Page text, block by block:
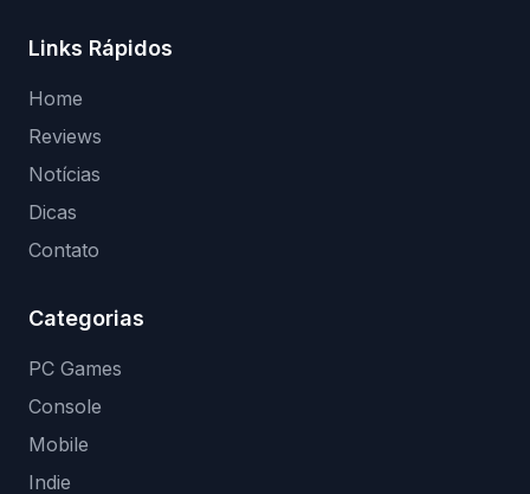
Links Rápidos
Home
Reviews
Notícias
Dicas
Contato
Categorias
PC Games
Console
Mobile
Indie